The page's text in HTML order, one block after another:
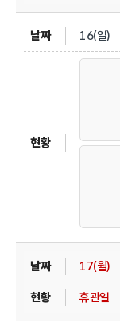
16(일)
17(월)
휴관일